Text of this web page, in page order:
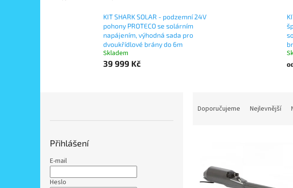
KIT SHARK SOLAR - podzemní 24V
pohony PROTECO se solárním
napájením, výhodná sada pro
dvoukřídlové brány do 6m
Skladem
39 999 Kč
Přihlášení
E-mail
Heslo
Doporučujeme Nejlevnější